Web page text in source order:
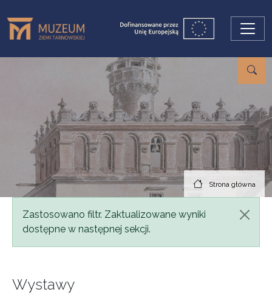
Strona główna
Komunikat
Zastosowano filtr. Zaktualizowane wyniki
dostępne w następnej sekcji.
Wystawy